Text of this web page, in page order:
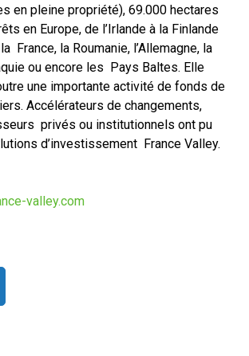
en pleine propriété), 69.000 hectares
en Europe, de l’Irlande à la Finlande
France, la Roumanie, l’Allemagne, la
ou encore les Pays Baltes. Elle
une importante activité de fonds de
Accélérateurs de changements,
privés ou institutionnels ont pu
d’investissement France Valley.
valley.com